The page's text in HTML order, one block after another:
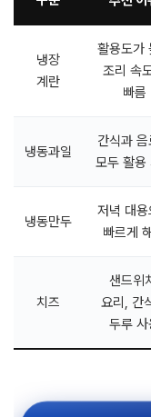
냉장
계란
활용도가
조리 속
빠름
냉동과일
간식과 음
모두 활용
냉동만두
저녁 대용
빠르게
치즈
샌드위
요리, 간
두루 사